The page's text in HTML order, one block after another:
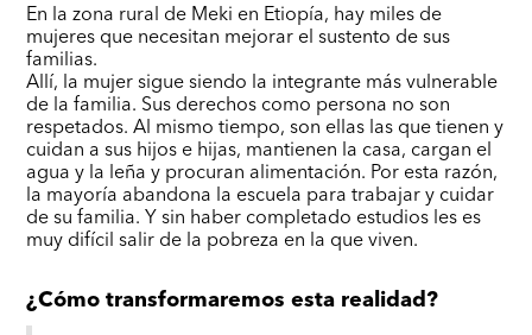
En la zona rural de Meki en Etiopía, hay miles de
mujeres que necesitan mejorar el sustento de sus
familias.
Allí, la mujer sigue siendo la integrante más vulnerable
de la familia. Sus derechos como persona no son
respetados. Al mismo tiempo, son ellas las que tienen y
cuidan a sus hijos e hijas, mantienen la casa, cargan el
agua y la leña y procuran alimentación. Por esta razón,
la mayoría abandona la escuela para trabajar y cuidar
de su familia. Y sin haber completado estudios les es
muy difícil salir de la pobreza en la que viven.
¿Cómo transformaremos esta realidad?